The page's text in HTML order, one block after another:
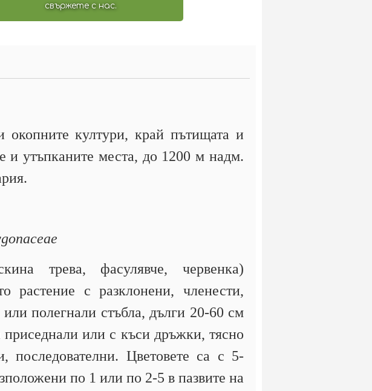
свържете с нас.
окопните култури, край пътищата и
и утъпканите места, до 1200 м надм.
трева, фасулявче, червенка)
растение с разклонени, членести,
полегнали стъбла, дълги 20-60 см
приседнали или с къси дръжки, тясно
последователни. Цветовете са с 5-
по 1 или по 2-5 в пазвите на